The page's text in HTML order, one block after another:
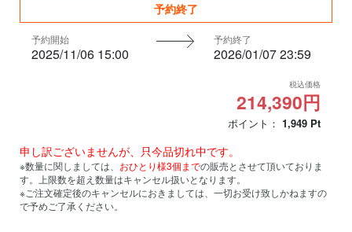
予約終了
予約開始
2025/11/06 15:00
予約終了
2026/01/07 23:59
税込価格
214,390円
ポイント： 1,949 Pt
申し訳ございませんが、只今品切れ中です。
※数量に関しましては、 おひとり様3個までの販売とさせて頂いておりま
す。上限数を超え数量はキャンセル扱いとなります。
※ご注文確定後のキャンセルにおきましては、一切お受け致しかねますの
で予めご了承ください。